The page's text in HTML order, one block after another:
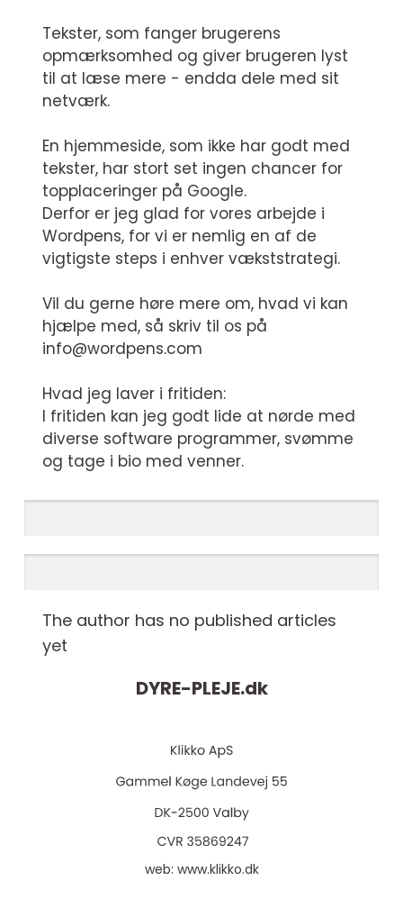
Tekster, som fanger brugerens
opmærksomhed og giver brugeren lyst
til at læse mere - endda dele med sit
netværk.
En hjemmeside, som ikke har godt med
tekster, har stort set ingen chancer for
topplaceringer på Google.
Derfor er jeg glad for vores arbejde i
Wordpens, for vi er nemlig en af de
vigtigste steps i enhver vækststrategi.
Vil du gerne høre mere om, hvad vi kan
hjælpe med, så skriv til os på
info@wordpens.com
Hvad jeg laver i fritiden:
I fritiden kan jeg godt lide at nørde med
diverse software programmer, svømme
og tage i bio med venner.
The author has no published articles
yet
DYRE-PLEJE.dk
web: www.klikko.dk